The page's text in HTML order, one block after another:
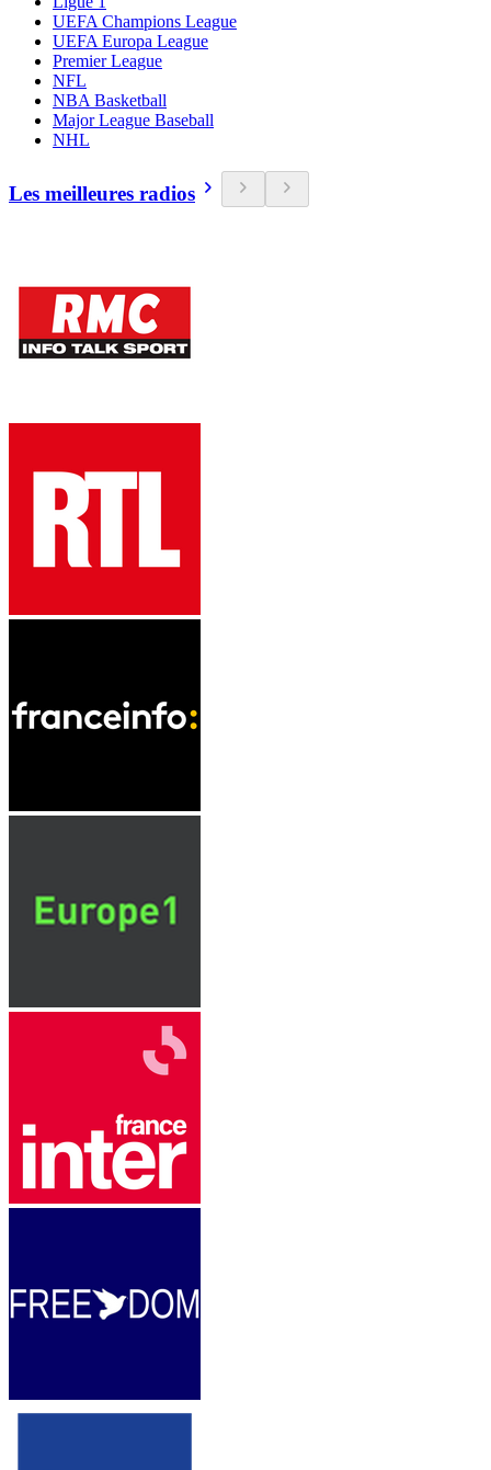
UEFA Champions League
UEFA Europa League
Premier League
NFL
NBA Basketball
Major League Baseball
NHL
Les meilleures radios